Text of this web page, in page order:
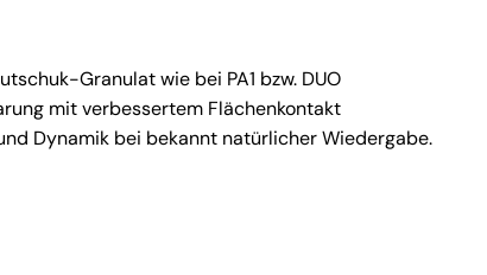
Granulat wie bei PA1 bzw. DUO
mit verbessertem Flächenkontakt
Dynamik bei bekannt natürlicher Wiedergabe.